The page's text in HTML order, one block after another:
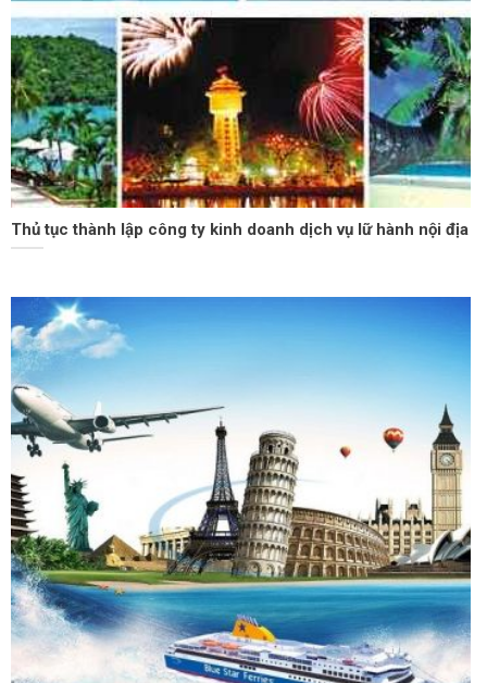
Thủ tục thành lập công ty kinh doanh dịch vụ lữ hành nội địa